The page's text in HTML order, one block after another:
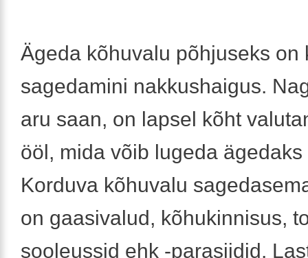
Ägeda kõhuvalu põhjuseks on
sagedamini nakkushaigus.
aru saan, on lapsel kõht
ööl, mida võib lugeda
Korduva kõhuvalu
on gaasivalud, kõhukinnisus,
sooleussid ehk -parasiidid.